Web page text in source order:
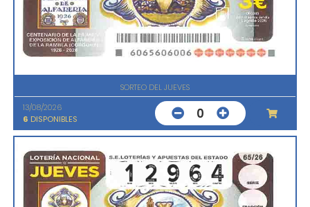
SORTEO DEL JUEVES
13/08/2026
6 DISPONIBLES 0